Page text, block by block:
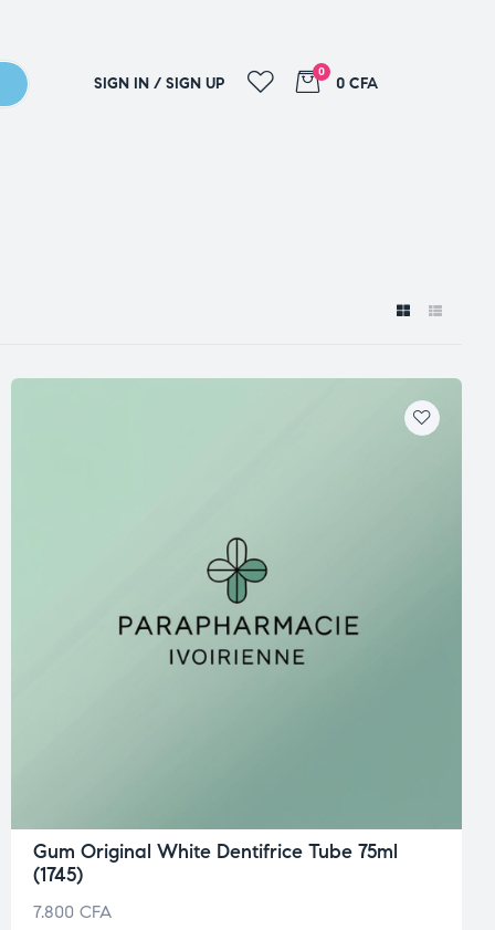
SIGN IN / SIGN UP
0
0 CFA
Gum Original White Dentifrice Tube 75ml
(1745)
7.800 CFA